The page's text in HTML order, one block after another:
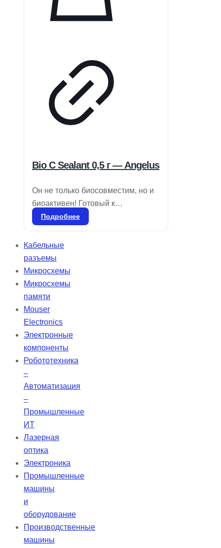
соблюдению терапевтических
рекомендаций. Устройство также
поддержку благодаря специально
разработанному аккумулятору.
Bio C Sealant 0,5 г — Angelus
Он не только биосовместим, но и
биоактивен! Готовый к
применению биокерамический
корневых каналов. Состав:
силикаты кальция, алюминат
кальция, оксид кальция, оксид
циркония, оксид железа, диоксид
кремния и диспергирующий агент.
Bio-C Sealer — бессмольный
цемент, который обеспечивает
высокую биосовместимость и
упрощает очистку пульпарной
камеры после эндодонтической
Подробнее
Кабельные
разъемы
Микросхемы
Микросхемы
памяти
Mouser
Electronics
Электронные
компоненты
Робототехника
–
Автоматизация
–
Промышленные
ИТ
Лазерная
оптика
Электроника
Промышленные
машины
и
оборудование
Производственные
машины